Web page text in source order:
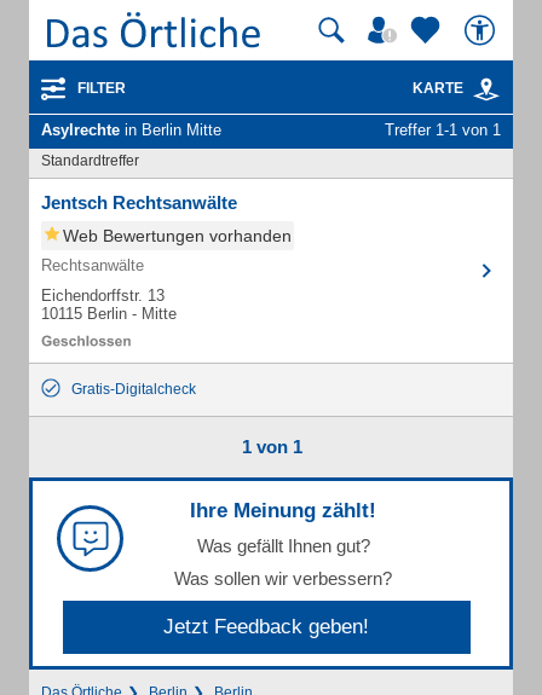
FILTER KARTE
Asylrechte in Berlin Mitte Treffer 1-1 von 1
Standardtreffer
Jentsch Rechtsanwälte
Web Bewertungen vorhanden
Rechtsanwälte
Eichendorffstr. 13
10115 Berlin - Mitte
Gratis-Digitalcheck
1 von 1
Ihre Meinung zählt!
Was gefällt Ihnen gut?
Was sollen wir verbessern?
Jetzt Feedback geben!